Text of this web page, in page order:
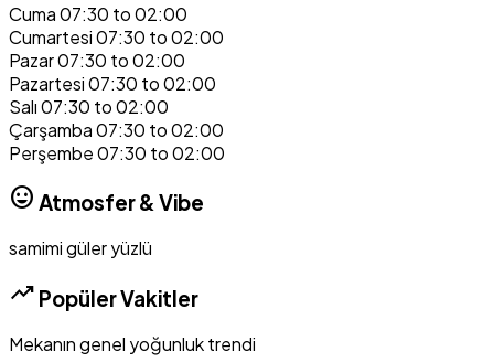
Cuma07:30 to 02:00
Cumartesi07:30 to 02:00
Pazar07:30 to 02:00
Pazartesi07:30 to 02:00
Salı07:30 to 02:00
Çarşamba07:30 to 02:00
Perşembe07:30 to 02:00
mood Atmosfer & Vibe
samimigüler yüzlü
trending_up Popüler Vakitler
Mekanın genel yoğunluk trendi